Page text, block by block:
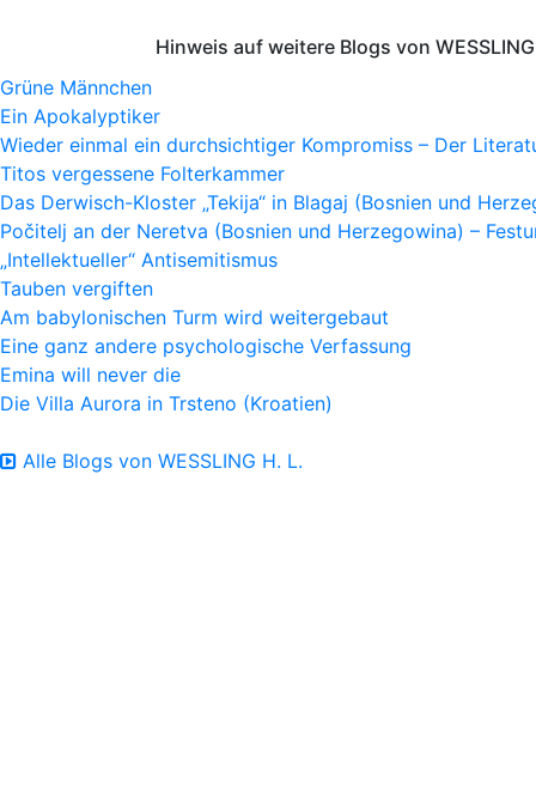
Hinweis auf weitere Blogs von
Grüne Männchen
Ein Apokalyptiker
Wieder einmal ein durchsichtiger Kompromiss – Der
Titos vergessene Folterkammer
Das Derwisch-Kloster „Tekija“ in Blagaj (Bosnien und
Počitelj an der Neretva (Bosnien und Herzegowina) –
„Intellektueller“ Antisemitismus
Tauben vergiften
Am babylonischen Turm wird weitergebaut
Eine ganz andere psychologische Verfassung
Emina will never die
Die Villa Aurora in Trsteno (Kroatien)
Alle Blogs von WESSLING H. L.